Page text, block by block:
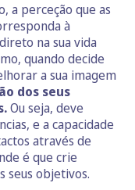
a perceção que as
à
na sua vida
quando decide
a sua imagem
dos seus
Ou seja, deve
e a capacidade
através de
é que crie
seus objetivos.